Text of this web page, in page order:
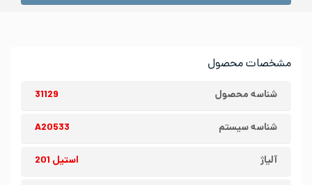
مشخصات محصول
شناسه محصول 31129
شناسه سیستم A20533
آلیاژ استیل 201